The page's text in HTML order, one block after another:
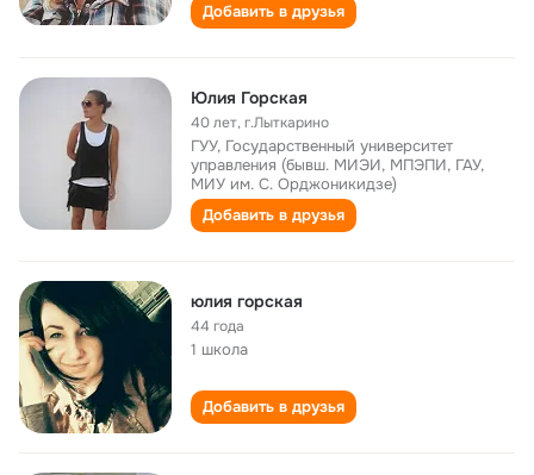
Добавить в друзья
Юлия Горская
40 лет,г.Лыткарино
ГУУ, Государственный университет
управления (бывш. МИЭИ, МПЭПИ, ГАУ,
МИУ им. С. Орджоникидзе)
Добавить в друзья
юлия горская
44 года
1 школа
Добавить в друзья